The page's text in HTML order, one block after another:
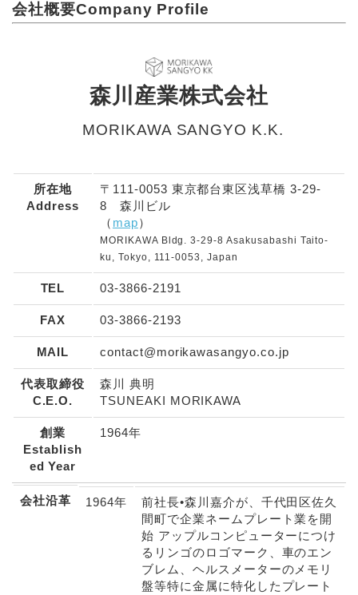
会社概要Company Profile
森川産業株式会社
MORIKAWA SANGYO K.K.
所在地
Address
〒111-0053 東京都台東区浅草橋 3-29-
8 森川ビル
（ map）
MORIKAWA Bldg. 3-29-8 Asakusabashi Taito-
ku, Tokyo, 111-0053, Japan
TEL 03-3866-2191
FAX 03-3866-2193
MAIL contact@morikawasangyo.co.jp
代表取締役
C.E.O.
森川 典明
TSUNEAKI MORIKAWA
創業
Establish
ed Year
1964年
会社沿革 1964年
前社長•森川嘉介が、千代田区佐久
間町で企業ネームプレート業を開
始 アップルコンピューターにつけ
るリンゴのロゴマーク、車のエン
ブレム、ヘルスメーターのメモリ
盤等特に金属に特化したプレート